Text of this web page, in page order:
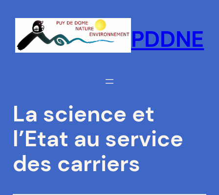
contenu
PDDNE
La science et
l’Etat au service
des carriers